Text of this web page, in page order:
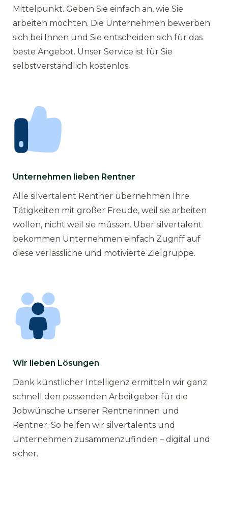
Mittelpunkt. Geben Sie einfach an, wie Sie
arbeiten möchten. Die Unternehmen bewerben
sich bei Ihnen und Sie entscheiden sich für das
beste Angebot. Unser Service ist für Sie
selbstverständlich kostenlos.
Unternehmen lieben Rentner
Alle silvertalent Rentner übernehmen Ihre
Tätigkeiten mit großer Freude, weil sie arbeiten
wollen, nicht weil sie müssen. Über silvertalent
bekommen Unternehmen einfach Zugriff auf
diese verlässliche und motivierte Zielgruppe.
Wir lieben Lösungen
Dank künstlicher Intelligenz ermitteln wir ganz
schnell den passenden Arbeitgeber für die
Jobwünsche unserer Rentnerinnen und
Rentner. So helfen wir silvertalents und
Unternehmen zusammenzufinden – digital und
sicher.